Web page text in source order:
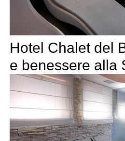
Hotel Chalet del
e benessere alla